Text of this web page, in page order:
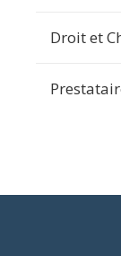
Droit et